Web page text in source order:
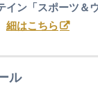
イン「スポーツ＆
細はこちら
ル